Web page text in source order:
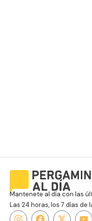
Mantenete al día con las
Las 24 horas, los 7 días de